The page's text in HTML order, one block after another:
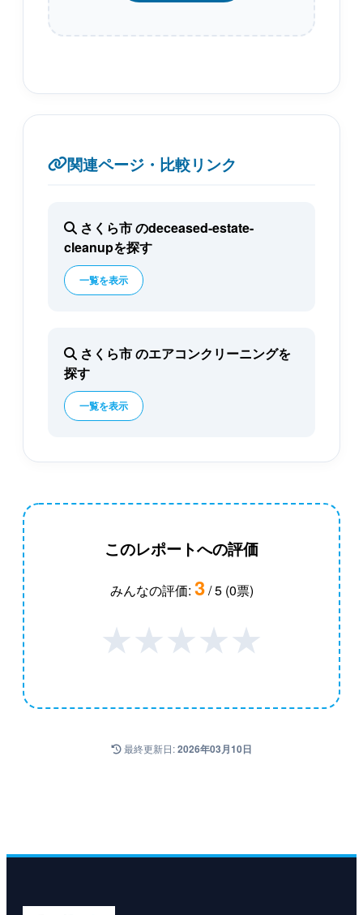
関連ページ・比較リンク
さくら市 のdeceased-estate-
cleanupを探す
一覧を表示
さくら市 のエアコンクリーニングを
探す
一覧を表示
このレポートへの評価
みんなの評価: 3/ 5 (0票)
★★★★★
最終更新日:2026年03月10日